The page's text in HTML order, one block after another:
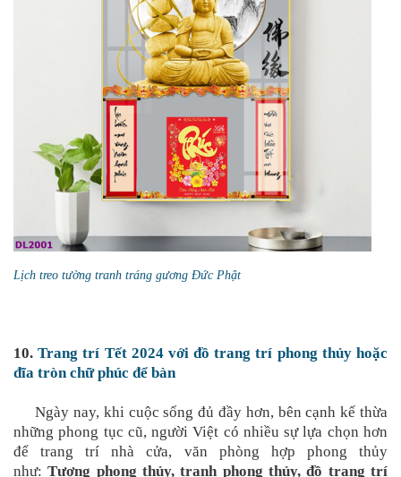
Lịch treo tường tranh tráng gương Đức Phật
10.Trang trí Tết 2024 với đồ trang trí phong thủy hoặc
đĩa tròn chữ phúc để bàn
Ngày nay, khi cuộc sống đủ đầy hơn, bên cạnh kế thừa
những phong tục cũ, người Việt có nhiều sự lựa chọn hơn
để trang trí nhà cửa, văn phòng hợp phong thủy
như:Tượng phong thủy, tranh phong thủy, đồ trang trí